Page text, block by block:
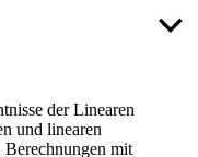
der Linearen
und linearen
Berechnungen mit